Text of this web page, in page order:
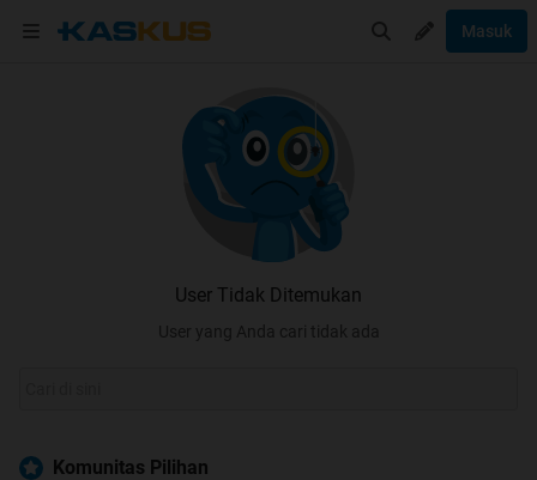
Masuk
User Tidak Ditemukan
User yang Anda cari tidak ada
Komunitas Pilihan